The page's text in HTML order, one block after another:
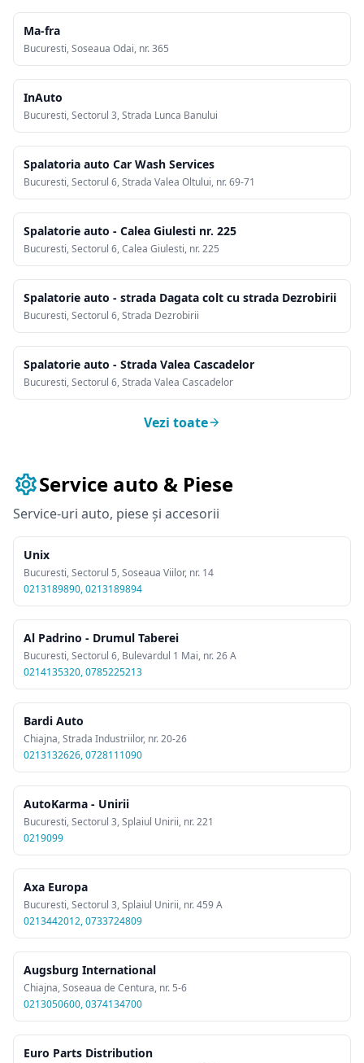
Ma-fra
Bucuresti, Soseaua Odai, nr. 365
InAuto
Bucuresti, Sectorul 3, Strada Lunca Banului
Spalatoria auto Car Wash Services
Bucuresti, Sectorul 6, Strada Valea Oltului, nr. 69-71
Spalatorie auto - Calea Giulesti nr. 225
Bucuresti, Sectorul 6, Calea Giulesti, nr. 225
Spalatorie auto - strada Dagata colt cu strada Dezrobirii
Bucuresti, Sectorul 6, Strada Dezrobirii
Spalatorie auto - Strada Valea Cascadelor
Bucuresti, Sectorul 6, Strada Valea Cascadelor
Vezi toate
Service auto & Piese
Service-uri auto, piese și accesorii
Unix
Bucuresti, Sectorul 5, Soseaua Viilor, nr. 14
0213189890, 0213189894
Al Padrino - Drumul Taberei
Bucuresti, Sectorul 6, Bulevardul 1 Mai, nr. 26 A
0214135320, 0785225213
Bardi Auto
Chiajna, Strada Industriilor, nr. 20-26
0213132626, 0728111090
AutoKarma - Unirii
Bucuresti, Sectorul 3, Splaiul Unirii, nr. 221
0219099
Axa Europa
Bucuresti, Sectorul 3, Splaiul Unirii, nr. 459 A
0213442012, 0733724809
Augsburg International
Chiajna, Soseaua de Centura, nr. 5-6
0213050600, 0374134700
Euro Parts Distribution